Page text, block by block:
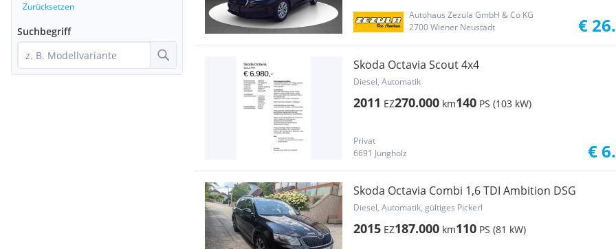
Autohaus Zezula GmbH & Co KG
2700 Wiener Neustadt
€
Skoda Octavia Scout 4x4
Diesel, Automatik
2011 EZ270.000 km140 PS (103 kW)
Privat
6691 Jungholz
€
Skoda Octavia Combi 1,6 TDI Ambition DSG
Diesel, Automatik, gültiges Pickerl
2015 EZ187.000 km110 PS (81 kW)
Zurücksetzen
Suchbegriff